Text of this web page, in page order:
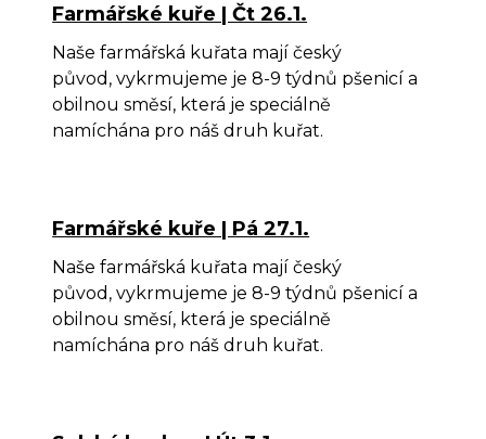
Farmářské kuře | Čt 26.1.
Naše farmářská kuřata mají český
původ, vykrmujeme je 8-9 týdnů pšenicí a
obilnou směsí, která je speciálně
namíchána pro náš druh kuřat.
Farmářské kuře | Pá 27.1.
Naše farmářská kuřata mají český
původ, vykrmujeme je 8-9 týdnů pšenicí a
obilnou směsí, která je speciálně
namíchána pro náš druh kuřat.